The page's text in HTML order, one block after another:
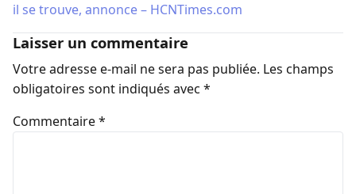
il se trouve, annonce – HCNTimes.com
Laisser un commentaire
Votre adresse e-mail ne sera pas publiée. Les champs
obligatoires sont indiqués avec *
Commentaire*